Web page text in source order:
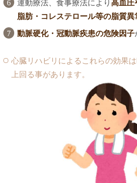
運動療法、食事療法により 高血圧
脂肪・コレステロール等の脂質異
動脈硬化・冠動脈疾患の危険因子
心臓リハビリによるこれらの効果
上回る事があります。